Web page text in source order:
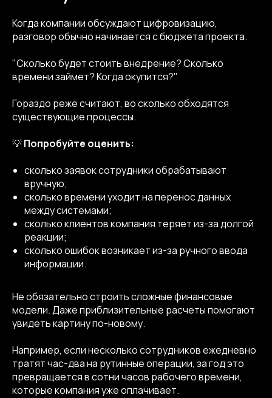
Когда компании обсуждают цифровизацию,
разговор обычно начинается с бюджета проекта.
"Сколько будет стоить внедрение? Сколько
времени займет? Когда окупится?"
Гораздо реже считают, во сколько обходятся
существующие процессы.
💡Попробуйте оценить:
сколько заявок сотрудники обрабатывают
вручную;
сколько времени уходит на перенос данных
между системами;
сколько клиентов компания теряет из-за долгой
реакции;
сколько ошибок возникает из-за ручного ввода
информации.
Не обязательно строить сложные финансовые
модели. Даже приблизительные расчеты помогают
увидеть картину по-новому.
Например, если несколько сотрудников ежедневно
тратят час-два на рутинные операции, за год это
превращается в сотни часов рабочего времени,
которые компания уже оплачивает.
info@kompot.bz